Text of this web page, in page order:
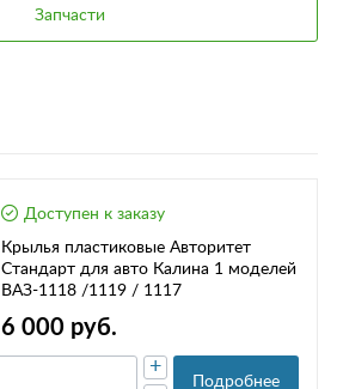
Запчасти
Доступен к заказу
Крылья пластиковые Авторитет
Стандарт для авто Калина 1 моделей
ВАЗ-1118 /1119 / 1117
6 000 руб.
+
Подробнее